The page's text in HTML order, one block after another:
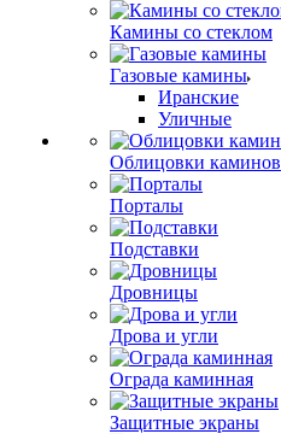
Камины со стеклом
Газовые камины
Иранские
Уличные
Облицовки каминов
Порталы
Подставки
Дровницы
Дрова и угли
Ограда каминная
Защитные экраны